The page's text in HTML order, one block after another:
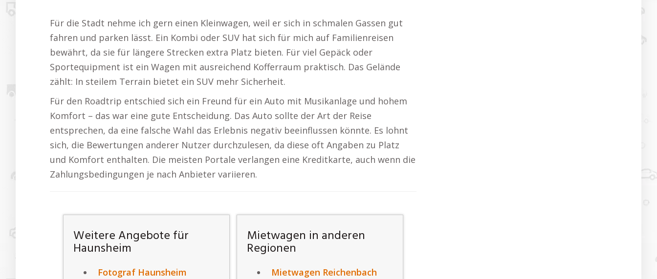
Für die Stadt nehme ich gern einen Kleinwagen, weil er sich in schmalen Gassen gut
fahren und parken lässt. Ein Kombi oder SUV hat sich für mich auf Familienreisen
bewährt, da sie für längere Strecken extra Platz bieten. Für viel Gepäck oder
Sportequipment ist ein Wagen mit ausreichend Kofferraum praktisch. Das Gelände
zählt: In steilem Terrain bietet ein SUV mehr Sicherheit.
Für den Roadtrip entschied sich ein Freund für ein Auto mit Musikanlage und hohem
Komfort – das war eine gute Entscheidung. Das Auto sollte der Art der Reise
entsprechen, da eine falsche Wahl das Erlebnis negativ beeinflussen könnte. Es lohnt
sich, die Bewertungen anderer Nutzer durchzulesen, da diese oft Angaben zu Platz
und Komfort enthalten. Die meisten Portale verlangen eine Kreditkarte, auch wenn die
Zahlungsbedingungen je nach Anbieter variieren.
Weitere Angebote für
Haunsheim
Fotograf Haunsheim
Mietwagen in anderen
Regionen
Mietwagen Reichenbach